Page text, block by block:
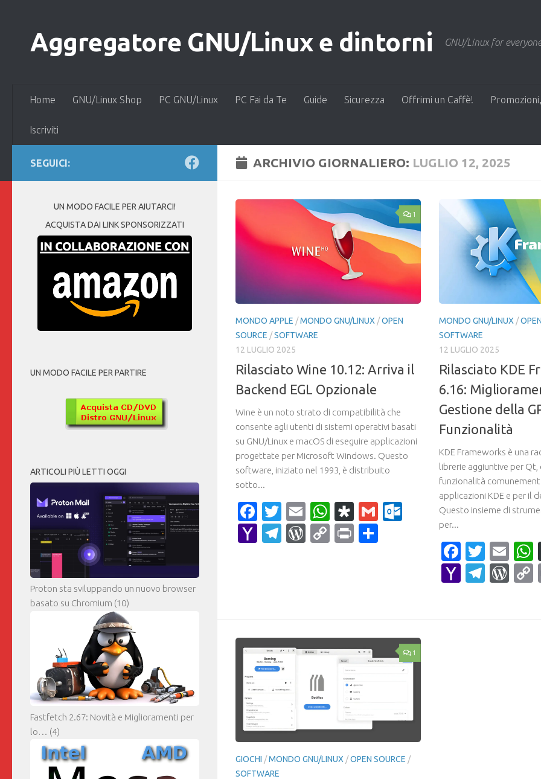
Aggregatore GNU/Linux e dintorni GNU/Linux for
Home GNU/Linux Shop PC GNU/Linux PC Fai da Te Guide Sicurezza Offrimi un Caffè!
Iscriviti
ARCHIVIO GIORNALIERO: LUGLIO 12, 2025
1
MONDO APPLE /MONDO GNU/LINUX /OPEN
SOURCE /SOFTWARE
12 LUGLIO 2025
Rilasciato Wine 10.12: Arriva il
Backend EGL Opzionale
Wine è un noto strato di compatibilità che
consente agli utenti di sistemi operativi basati
su GNU/Linux e macOS di eseguire applicazioni
progettate per Microsoft Windows. Questo
software, iniziato nel 1993, è distribuito
sotto...
Facebook
Twitter
EmailWhatsApp
Diaspora
GmailOutlook.com
YahooTelegram
WordPress
CopyPrintCondividi
MONDO GNU/LINUX /
SOFTWARE
12 LUGLIO 2025
Rilasciato KDE
6.16:
Gestione della
Funzionalità
KDE Frameworks è una
librerie aggiuntive per Qt,
funzionalità
applicazioni KDE e per il
Questo insieme di
per...
Yahoo
1
GIOCHI /MONDO GNU/LINUX /OPEN SOURCE /
SOFTWARE
SEGUICI:
UN MODO FACILE PER AIUTARCI!
ACQUISTA DAI LINK SPONSORIZZATI
UN MODO FACILE PER PARTIRE
ARTICOLI PIÙ LETTI OGGI
Proton sta sviluppando un nuovo browser
basato su Chromium (10)
Fastfetch 2.67: Novità e Miglioramenti per
lo… (4)